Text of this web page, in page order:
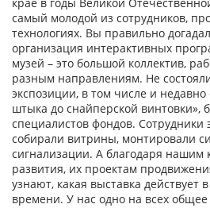
самый молодой из сотрудников,
технологиях. Вы правильно
организация интерактивных
музей – это большой коллектив,
разным направлениям. Не
экспозиции, в том числе и
штыка до снайперской винтовки»,
специалистов фондов. Сотрудники
собирали витрины, монтировали
сигнализации. А благодаря нашим
развития, их проектам
узнают, какая выставка
времени. У нас одно на всех общее